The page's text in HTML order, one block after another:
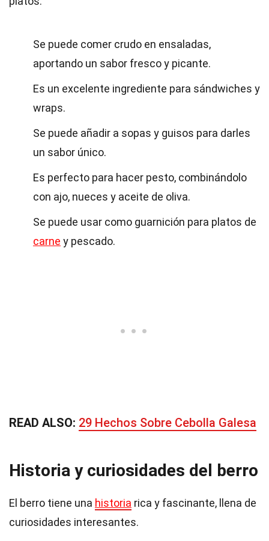
Se puede comer crudo en ensaladas,
aportando un sabor fresco y picante.
Es un excelente ingrediente para sándwiches y
wraps.
Se puede añadir a sopas y guisos para darles
un sabor único.
Es perfecto para hacer pesto, combinándolo
con ajo, nueces y aceite de oliva.
Se puede usar como guarnición para platos de
carne y pescado.
READ ALSO: 29 Hechos Sobre Cebolla Galesa
Historia y curiosidades del berro
El berro tiene una historia rica y fascinante, llena de
curiosidades interesantes.